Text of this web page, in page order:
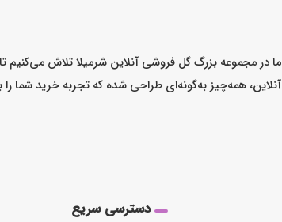
ما در مجموعه بزرگ گل فروشی آنلاین شرمیلا تلاش
آنلاین، همه‌چیز به‌گونه‌ای طراحی شده که تجربه خرید شما
دسترسی سریع